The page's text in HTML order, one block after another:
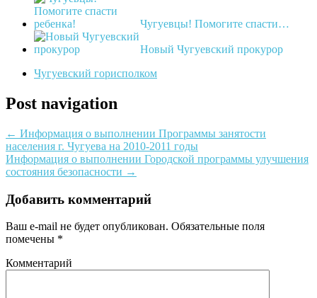
Чугуевцы! Помогите спасти…
Новый Чугуевский прокурор
Чугуевский горисполком
Post navigation
← Информация о выполнении Программы занятости
населения г. Чугуева на 2010-2011 годы
Информация о выполнении Городской программы улучшения
состояния безопасности →
Добавить комментарий
Ваш e-mail не будет опубликован. Обязательные поля
помечены *
Комментарий